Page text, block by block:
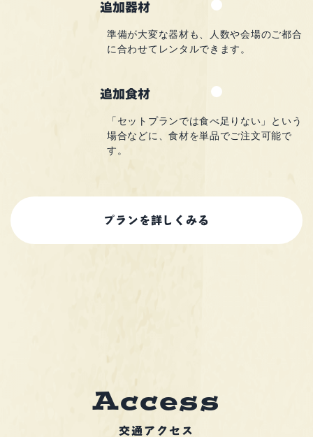
追加器材
準備が大変な器材も、
人数や会場のご都合
に合わせてレンタルできます。
追加食材
「セットプランでは食べ足りない」
という
場合などに、食材を単品でご注文可能で
す。
プランを詳しくみる
Access
交通アクセス